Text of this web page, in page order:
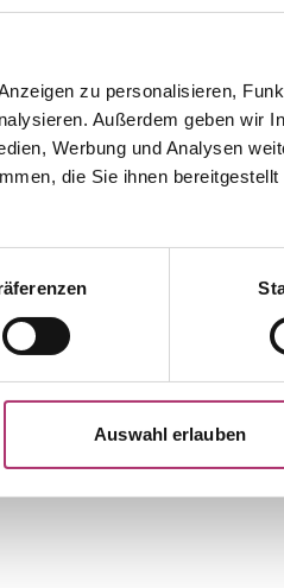
zu personalisieren,
Außerdem geben wir
Werbung und Analysen
die Sie ihnen
Auswahl erlauben